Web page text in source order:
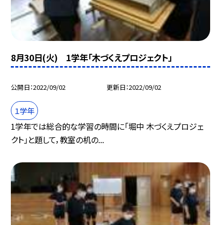
8月30日(火) 1学年「木づくえプロジェクト」
公開日 2022/09/02 更新日 2022/09/02
１学年
1学年では総合的な学習の時間に「堀中 木づくえプロジェ
クト」と題して，教室の机の...